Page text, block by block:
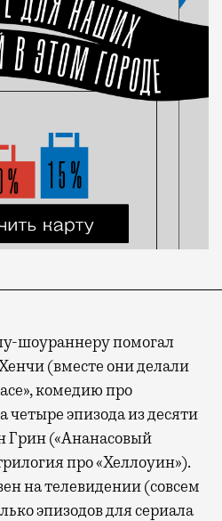
шоураннеру помогал
(вместе они делали
комедию про
четыре эпизода из десяти
Грин («Ананасовый
про «Хеллоуин»).
на телевидении (совсем
эпизодов для сериала